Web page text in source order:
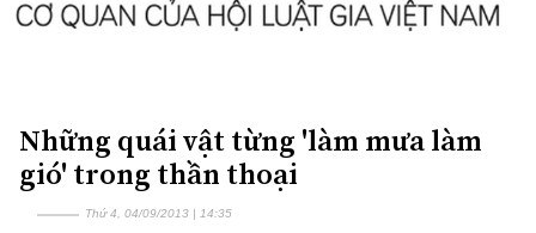
Những quái vật từng 'làm mưa làm
gió' trong thần thoại
Thứ 4, 04/09/2013 | 14:35